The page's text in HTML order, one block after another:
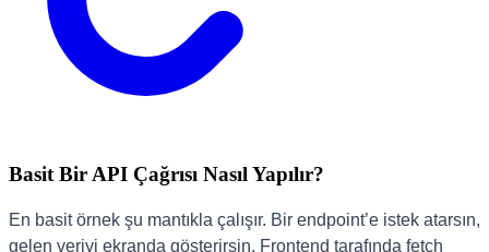
Basit Bir API Çağrısı Nasıl Yapılır?
En basit örnek şu mantıkla çalışır. Bir endpoint’e istek atarsın,
gelen veriyi ekranda gösterirsin. Frontend tarafında fetch